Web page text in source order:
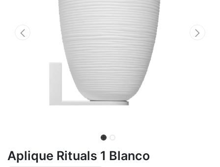
Aplique Rituals 1 Blanco